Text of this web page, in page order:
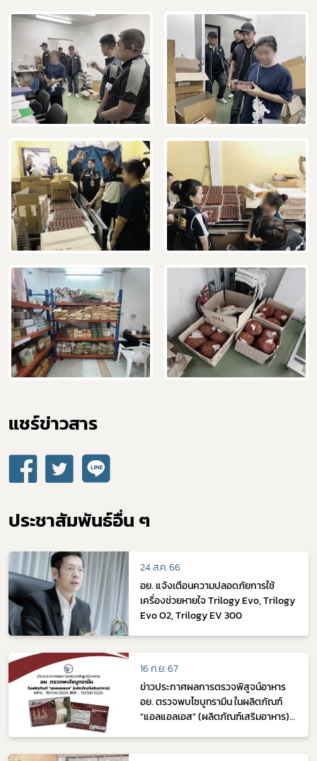
แชร์ข่าวสาร​
ประชาสัมพันธ์อื่น ๆ
24 ส.ค. 66
อย. แจ้งเตือนความปลอดภัยการใช้
เครื่องช่วยหายใจ Trilogy Evo, Trilogy
Evo O2, Trilogy EV 300
16 ก.ย. 67
ข่าวประกาศผลการตรวจพิสูจน์อาหาร
อย. ตรวจพบไซบูทรามีน ในผลิตภัณฑ์
"แอลแอลเอส" (ผลิตภัณฑ์เสริมอาหาร)